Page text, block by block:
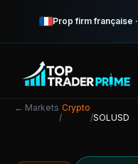
Prop firm française ·
← Markets
/
Crypto
/SOLUSD